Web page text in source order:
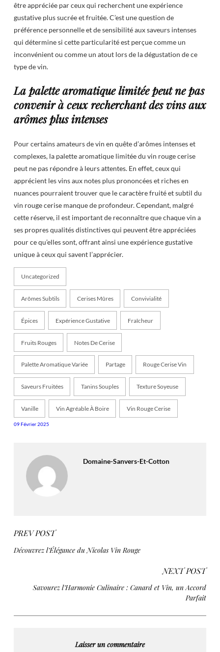
être appréciée par ceux qui recherchent une expérience
gustative plus sucrée et fruitée. C’est une question de
préférence personnelle et de sensibilité aux saveurs intenses
qui détermine si cette particularité est perçue comme un
inconvénient ou comme un atout lors de la dégustation de ce
type de vin.
La palette aromatique limitée peut ne pas
convenir à ceux recherchant des vins aux
arômes plus intenses
Pour certains amateurs de vin en quête d’arômes intenses et
complexes, la palette aromatique limitée du vin rouge cerise
peut ne pas répondre à leurs attentes. En effet, ceux qui
apprécient les vins aux notes plus prononcées et riches en
nuances pourraient trouver que le caractère fruité et subtil du
vin rouge cerise manque de profondeur. Cependant, malgré
cette réserve, il est important de reconnaître que chaque vin a
ses propres qualités distinctives qui peuvent être appréciées
pour ce qu’elles sont, offrant ainsi une expérience gustative
unique à ceux qui savent l’apprécier.
Uncategorized
Arômes Subtils Cerises Mûres Convivialité
Épices Expérience Gustative Fraîcheur
Fruits Rouges Notes De Cerise
Palette Aromatique Variée Partage Rouge Cerise Vin
Saveurs Fruitées Tanins Souples Texture Soyeuse
Vanille Vin Agréable À Boire Vin Rouge Cerise
09 Février 2025
Domaine-Sanvers-Et-Cotton
PREV POST
Découvrez l’Élégance du Nicolas Vin Rouge
NEXT POST
Savourez l’Harmonie Culinaire : Canard et Vin, un Accord
Parfait
Laisser un commentaire